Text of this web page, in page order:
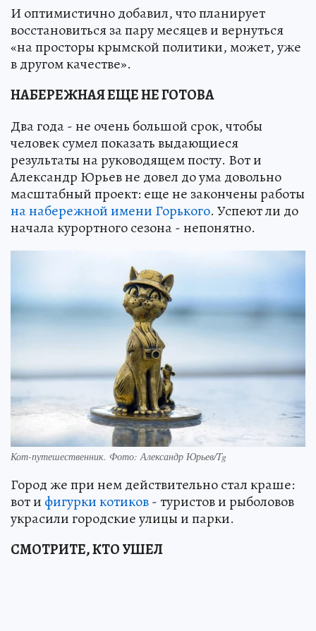
И оптимистично добавил, что планирует
восстановиться за пару месяцев и вернуться
«на просторы крымской политики, может, уже
в другом качестве».
НАБЕРЕЖНАЯ ЕЩЕ НЕ ГОТОВА
Два года - не очень большой срок, чтобы
человек сумел показать выдающиеся
результаты на руководящем посту. Вот и
Александр Юрьев не довел до ума довольно
масштабный проект: еще не закончены работы
на набережной имени Горького. Успеют ли до
начала курортного сезона - непонятно.
Кот-путешественник. Фото: Александр Юрьев/Tg
Город же при нем действительно стал краше:
вот и фигурки котиков- туристов и рыболовов
украсили городские улицы и парки.
СМОТРИТЕ, КТО УШЕЛ